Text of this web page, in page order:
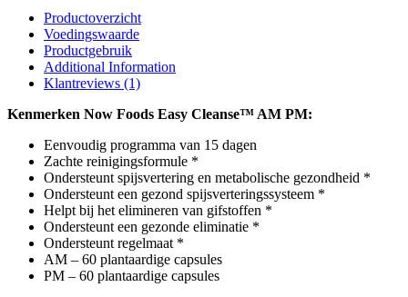
Productoverzicht
Voedingswaarde
Productgebruik
Additional Information
Klantreviews (1)
Kenmerken Now Foods Easy Cleanse™ AM PM:
Eenvoudig programma van 15 dagen
Zachte reinigingsformule *
Ondersteunt spijsvertering en metabolische gezondheid *
Ondersteunt een gezond spijsverteringssysteem *
Helpt bij het elimineren van gifstoffen *
Ondersteunt een gezonde eliminatie *
Ondersteunt regelmaat *
AM – 60 plantaardige capsules
PM – 60 plantaardige capsules